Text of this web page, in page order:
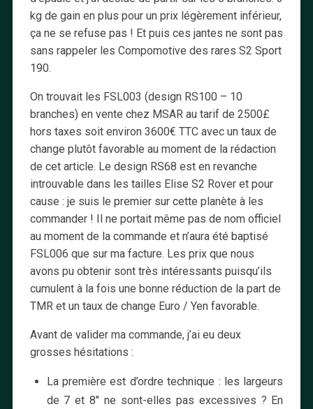
kg de gain en plus pour un prix légèrement inférieur,
ça ne se refuse pas ! Et puis ces jantes ne sont pas
sans rappeler les Compomotive des rares S2 Sport
190.
On trouvait les FSL003 (design RS100 – 10
branches) en vente chez MSAR au tarif de 2500£
hors taxes soit environ 3600€ TTC avec un taux de
change plutôt favorable au moment de la rédaction
de cet article. Le design RS68 est en revanche
introuvable dans les tailles Elise S2 Rover et pour
cause : je suis le premier sur cette planète à les
commander ! Il ne portait même pas de nom officiel
au moment de la commande et n’aura été baptisé
FSL006 que sur ma facture. Les prix que nous
avons pu obtenir sont très intéressants puisqu’ils
cumulent à la fois une bonne réduction de la part de
TMR et un taux de change Euro / Yen favorable.
Avant de valider ma commande, j’ai eu deux
grosses hésitations :
La première est d’ordre technique : les largeurs
de 7 et 8″ ne sont-elles pas excessives ? En